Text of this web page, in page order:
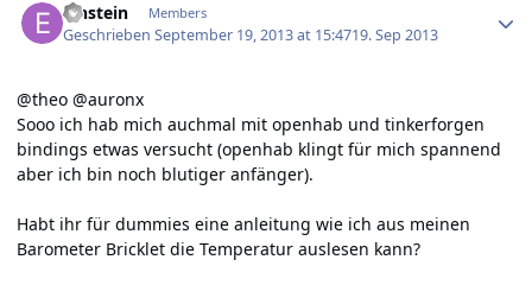
Einstein Members
GeschriebenSeptember 19, 2013 at 15:4719. Sep 2013
@theo @auronx
Sooo ich hab mich auchmal mit openhab und tinkerforgen
bindings etwas versucht (openhab klingt für mich spannend
aber ich bin noch blutiger anfänger).
Habt ihr für dummies eine anleitung wie ich aus meinen
Barometer Bricklet die Temperatur auslesen kann?